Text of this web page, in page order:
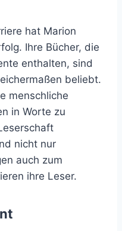
hat Marion
Ihre Bücher, die
enthalten, sind
beliebt.
menschliche
in Worte zu
nicht nur
auch zum
ihre Leser.